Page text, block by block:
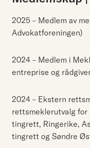
2025 – Medlem av
Advokatforeningen)
2024 – Medlem i
entreprise og
2024 – Ekstern
rettsmeklerutvalg for
tingrett, Ringerike,
tingrett og Søndre